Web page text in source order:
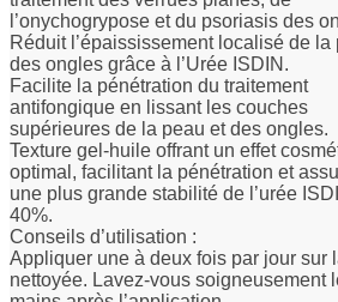
l’onychogrypose et du psoriasis des
Réduit l’épaississement localisé de la
des ongles grâce à l’Urée ISDIN.
Facilite la pénétration du traitement
antifongique en lissant les couches
supérieures de la peau et des ongles.
Texture gel-huile offrant un effet
optimal, facilitant la pénétration et
une plus grande stabilité de l’urée
40%.
Conseils d’utilisation :
Appliquer une à deux fois par jour sur
nettoyée. Lavez-vous soigneusement